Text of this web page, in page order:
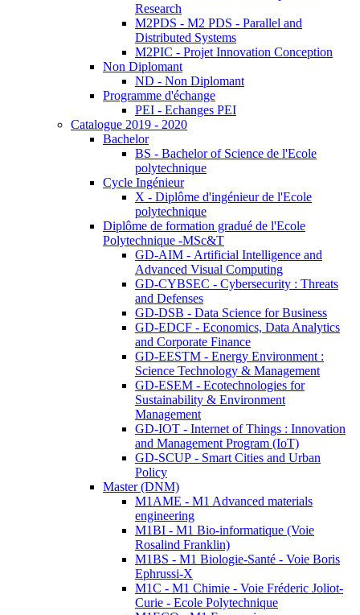
Research
M2PDS - M2 PDS - Parallel and
Distributed Systems
M2PIC - Projet Innovation Conception
Non Diplomant
ND - Non Diplomant
Programme d'échange
PEI - Echanges PEI
Catalogue 2019 - 2020
Bachelor
BS - Bachelor of Science de l'Ecole
polytechnique
Cycle Ingénieur
X - Diplôme d'ingénieur de l'Ecole
polytechnique
Diplôme de formation gradué de l'Ecole
Polytechnique -MSc&T
GD-AIM - Artificial Intelligence and
Advanced Visual Computing
GD-CYBSEC - Cybersecurity : Threats
and Defenses
GD-DSB - Data Science for Business
GD-EDCF - Economics, Data Analytics
and Corporate Finance
GD-EESTM - Energy Environment :
Science Technology & Management
GD-ESEM - Ecotechnologies for
Sustainability & Environment
Management
GD-IOT - Internet of Things : Innovation
and Management Program (IoT)
GD-SCUP - Smart Cities and Urban
Policy
Master (DNM)
M1AME - M1 Advanced materials
engineering
M1BI - M1 Bio-informatique (Voie
Rosalind Franklin)
M1BS - M1 Biologie-Santé - Voie Boris
Ephrussi-X
M1C - M1 Chimie - Voie Fréderic Joliot-
Curie - Ecole Polytechnique